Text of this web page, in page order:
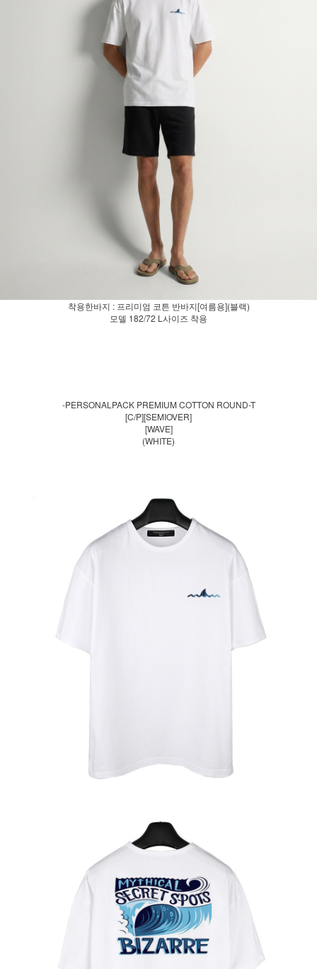
착용한바지 : 프리미엄 코튼 반바지[여름용](블랙)
모델 182/72 L사이즈 착용
-PERSONALPACK PREMIUM COTTON ROUND-T
[C/P][SEMIOVER]
[WAVE]
(WHITE)